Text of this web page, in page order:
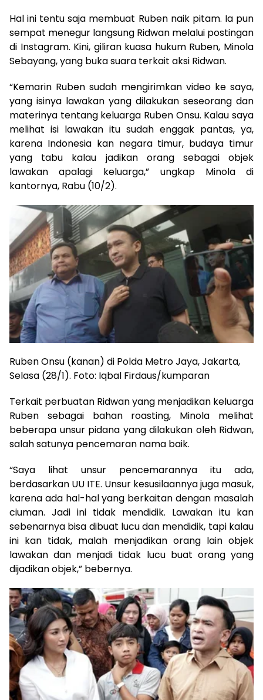
Hal ini tentu saja membuat Ruben naik pitam. Ia pun
sempat menegur langsung Ridwan melalui postingan
di Instagram. Kini, giliran kuasa hukum Ruben, Minola
Sebayang, yang buka suara terkait aksi Ridwan.
“Kemarin Ruben sudah mengirimkan video ke saya,
yang isinya lawakan yang dilakukan seseorang dan
materinya tentang keluarga Ruben Onsu. Kalau saya
melihat isi lawakan itu sudah enggak pantas, ya,
karena Indonesia kan negara timur, budaya timur
yang tabu kalau jadikan orang sebagai objek
lawakan apalagi keluarga,” ungkap Minola di
kantornya, Rabu (10/2).
Ruben Onsu (kanan) di Polda Metro Jaya, Jakarta,
Selasa (28/1). Foto: Iqbal Firdaus/kumparan
Terkait perbuatan Ridwan yang menjadikan keluarga
Ruben sebagai bahan roasting, Minola melihat
beberapa unsur pidana yang dilakukan oleh Ridwan,
salah satunya pencemaran nama baik.
“Saya lihat unsur pencemarannya itu ada,
berdasarkan UU ITE. Unsur kesusilaannya juga masuk,
karena ada hal-hal yang berkaitan dengan masalah
ciuman. Jadi ini tidak mendidik. Lawakan itu kan
sebenarnya bisa dibuat lucu dan mendidik, tapi kalau
ini kan tidak, malah menjadikan orang lain objek
lawakan dan menjadi tidak lucu buat orang yang
dijadikan objek,” bebernya.